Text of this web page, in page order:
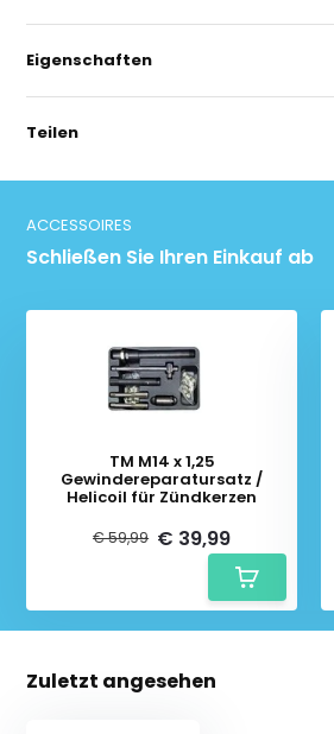
Eigenschaften
Teilen
ACCESSOIRES
Schließen Sie Ihren Einkauf ab
TM M14 x 1,25
Gewindereparatursatz /
Helicoil für Zündkerzen
€ 59,99 € 39,99
Zuletzt angesehen